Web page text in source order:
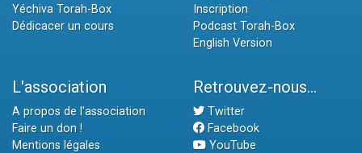
Yéchiva Torah-Box
Dédicacer un cours
Inscription
Podcast Torah-Box
English Version
L'association
A propos de l'association
Faire un don !
Mentions légales
Retrouvez-nous...
Twitter
Facebook
YouTube